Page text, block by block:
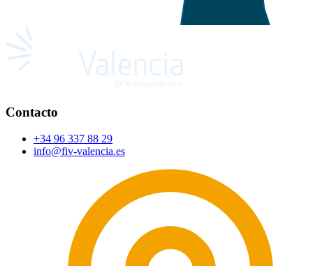
Contacto
+34 96 337 88 29
info@fiv-valencia.es